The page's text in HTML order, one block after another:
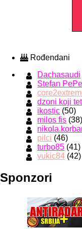
Rođendani
Dachasaudi
Stefan PePe
dzoni koji
ikostic (50)
milos fis (38)
pilci (46)
turbo85 (41)
vukic84 (42)
Sponzori